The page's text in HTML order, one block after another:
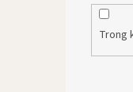
Trong